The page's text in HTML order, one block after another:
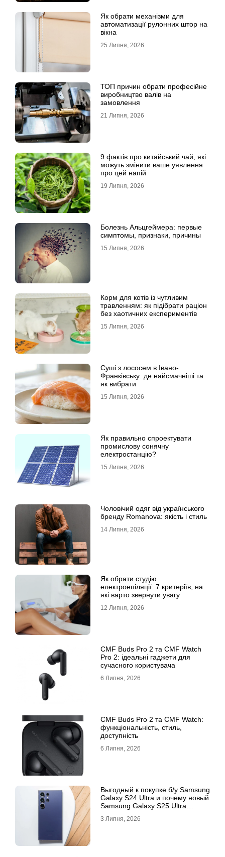
Як обрати механізми для
автоматизації рулонних штор на
вікна
25 Липня, 2026
ТОП причин обрати професійне
виробництво валів на
замовлення
21 Липня, 2026
9 фактів про китайський чай, які
можуть змінити ваше уявлення
про цей напій
19 Липня, 2026
Болезнь Альцгеймера: первые
симптомы, признаки, причины
15 Липня, 2026
Корм для котів із чутливим
травленням: як підібрати раціон
без хаотичних експериментів
15 Липня, 2026
Суші з лососем в Івано-
Франківську: де найсмачніші та
як вибрати
15 Липня, 2026
Як правильно спроектувати
промислову сонячну
електростанцію?
15 Липня, 2026
Чоловічий одяг від українського
бренду Romanova: якість і стиль
14 Липня, 2026
Як обрати студію
електроепіляції: 7 критеріїв, на
які варто звернути увагу
12 Липня, 2026
CMF Buds Pro 2 та CMF Watch
Pro 2: ідеальні гаджети для
сучасного користувача
6 Липня, 2026
CMF Buds Pro 2 та CMF Watch:
функціональність, стиль,
доступність
6 Липня, 2026
Выгодный к покупке б/у Samsung
Galaxy S24 Ultra и почему новый
Samsung Galaxy S25 Ultra
3 Липня, 2026